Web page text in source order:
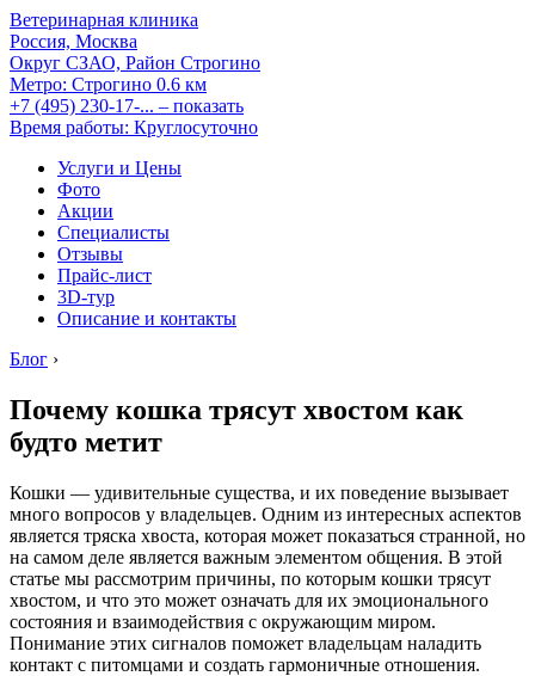
Ветеринарная клиника
Россия, Москва
Округ СЗАО, Район Строгино
Метро: Строгино 0.6 км
+7 (495) 230-17-... – показать
Время работы: Круглосуточно
Услуги и Цены
Фото
Акции
Специалисты
Отзывы
Прайс-лист
3D-тур
Описание и контакты
Блог ›
Почему кошка трясут хвостом как
будто метит
Кошки — удивительные существа, и их поведение вызывает
много вопросов у владельцев. Одним из интересных аспектов
является тряска хвоста, которая может показаться странной, но
на самом деле является важным элементом общения. В этой
статье мы рассмотрим причины, по которым кошки трясут
хвостом, и что это может означать для их эмоционального
состояния и взаимодействия с окружающим миром.
Понимание этих сигналов поможет владельцам наладить
контакт с питомцами и создать гармоничные отношения.